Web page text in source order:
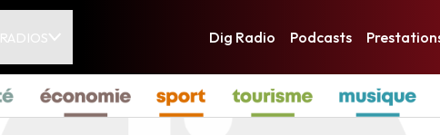
Dig Radio Podcasts
Dig Radio La Roche-sur-
Dig Radio Les Sables-
Dig Radio Challans
Dig Radio Sud Vendée